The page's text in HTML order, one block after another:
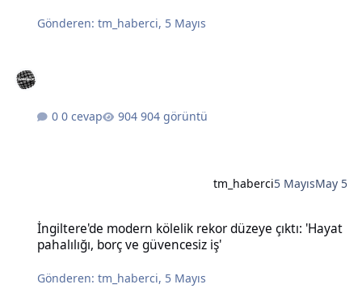
Gönderen:tm_haberci, 5 Mayıs
0 cevap 904 görüntü
tm_haberci5 MayısMay 5
İngiltere'de modern kölelik rekor düzeye çıktı: 'Hayat
pahalılığı, borç ve güvencesiz iş'
Gönderen:tm_haberci, 5 Mayıs